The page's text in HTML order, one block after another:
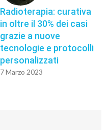
Radioterapia: curativa
in oltre il 30% dei casi
grazie a nuove
tecnologie e protocolli
personalizzati
7 Marzo 2023